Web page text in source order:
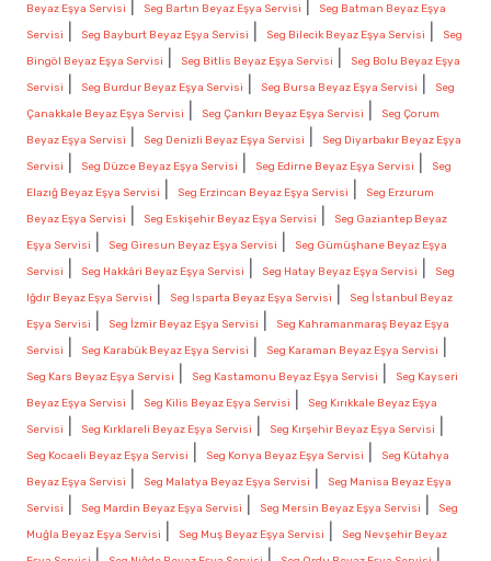
Beyaz Eşya Servisi
Seg Bartın Beyaz Eşya Servisi
Seg Batman Beyaz Eşya
Servisi
Seg Bayburt Beyaz Eşya Servisi Seg Bilecik Beyaz Eşya Servisi
Seg
Bingöl Beyaz Eşya Servisi
Seg Bitlis Beyaz Eşya Servisi
Seg Bolu Beyaz Eşya
Servisi
Seg Burdur Beyaz Eşya Servisi Seg Bursa Beyaz Eşya Servisi
Seg
Çanakkale Beyaz Eşya Servisi
Seg Çankırı Beyaz Eşya Servisi
Seg Çorum
Beyaz Eşya Servisi
Seg Denizli Beyaz Eşya Servisi
Seg Diyarbakır Beyaz Eşya
Servisi
Seg Düzce Beyaz Eşya Servisi Seg Edirne Beyaz Eşya Servisi
Seg
Elazığ Beyaz Eşya Servisi
Seg Erzincan Beyaz Eşya Servisi
Seg Erzurum
Beyaz Eşya Servisi
Seg Eskişehir Beyaz Eşya Servisi
Seg Gaziantep Beyaz
Eşya Servisi
Seg Giresun Beyaz Eşya Servisi
Seg Gümüşhane Beyaz Eşya
Servisi
Seg Hakkâri Beyaz Eşya Servisi Seg Hatay Beyaz Eşya Servisi
Seg
Iğdır Beyaz Eşya Servisi
Seg Isparta Beyaz Eşya Servisi
Seg İstanbul Beyaz
Eşya Servisi
Seg İzmir Beyaz Eşya Servisi
Seg Kahramanmaraş Beyaz Eşya
Servisi
Seg Karabük Beyaz Eşya Servisi Seg Karaman Beyaz Eşya Servisi
Seg Kars Beyaz Eşya Servisi Seg Kastamonu Beyaz Eşya Servisi
Seg Kayseri
Beyaz Eşya Servisi
Seg Kilis Beyaz Eşya Servisi
Seg Kırıkkale Beyaz Eşya
Servisi
Seg Kırklareli Beyaz Eşya Servisi Seg Kırşehir Beyaz Eşya Servisi
Seg Kocaeli Beyaz Eşya Servisi Seg Konya Beyaz Eşya Servisi
Seg Kütahya
Beyaz Eşya Servisi
Seg Malatya Beyaz Eşya Servisi
Seg Manisa Beyaz Eşya
Servisi
Seg Mardin Beyaz Eşya Servisi Seg Mersin Beyaz Eşya Servisi
Seg
Muğla Beyaz Eşya Servisi
Seg Muş Beyaz Eşya Servisi
Seg Nevşehir Beyaz